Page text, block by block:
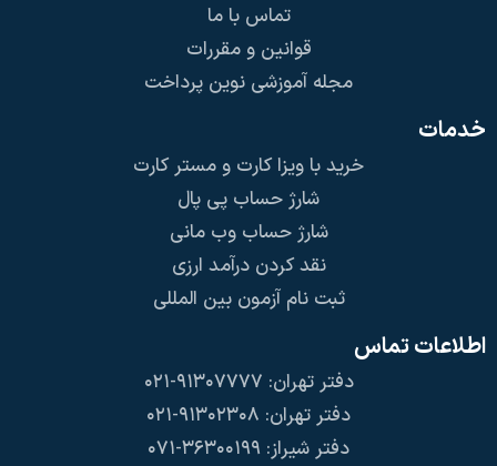
تماس با ما
قوانین و مقررات
مجله آموزشی نوین پرداخت
خدمات
خرید با ویزا کارت و مستر کارت
شارژ حساب پی پال
شارژ حساب وب مانی
نقد کردن درآمد ارزی
ثبت نام آزمون بین المللی
اطلاعات تماس
دفتر تهران: ۹۱۳۰۷۷۷۷-۰۲۱
دفتر تهران: ۹۱۳۰۲۳۰۸-۰۲۱
دفتر شیراز: ۳۶۳۰۰۱۹۹-۰۷۱